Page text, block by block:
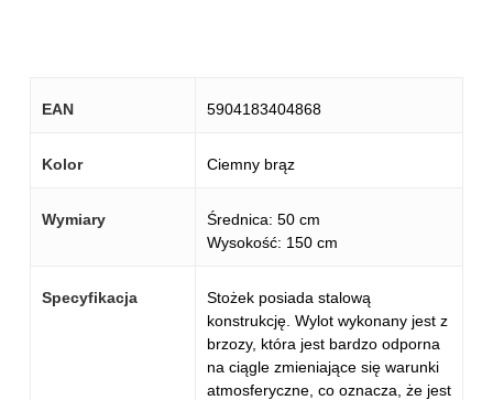
EAN 5904183404868
Kolor Ciemny brąz
Wymiary
Średnica: 50 cm
Wysokość: 150 cm
Specyfikacja
Stożek posiada stalową
konstrukcję. Wylot wykonany jest z
brzozy, która jest bardzo odporna
na ciągle zmieniające się warunki
atmosferyczne, co oznacza, że jest